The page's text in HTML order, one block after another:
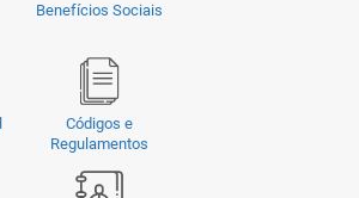
Benefícios Sociais
Códigos e
Regulamentos